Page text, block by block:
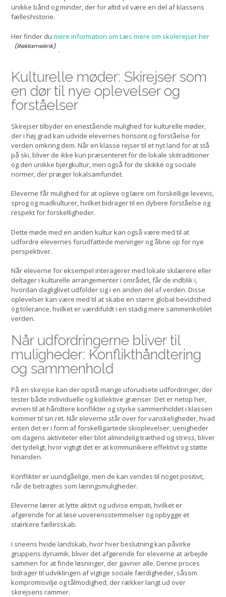
unikke bånd og minder, der for altid vil være en del af klassens
fælleshistorie.
Her finder du mere information om Læs mere om skolerejser her
.
Kulturelle møder: Skirejser som
en dør til nye oplevelser og
forståelser
Skirejser tilbyder en enestående mulighed for kulturelle møder,
der i høj grad kan udvide elevernes horisont og forståelse for
verden omkring dem. Når en klasse rejser til et nyt land for at stå
på ski, bliver de ikke kun præsenteret for de lokale skitraditioner
og den unikke bjergkultur, men også for de skikke og sociale
normer, der præger lokalsamfundet.
Eleverne får mulighed for at opleve og lære om forskellige levevis,
sprog og madkulturer, hvilket bidrager til en dybere forståelse og
respekt for forskelligheder.
Dette møde med en anden kultur kan også være med til at
udfordre elevernes forudfattede meninger og åbne op for nye
perspektiver.
Når eleverne for eksempel interagerer med lokale skilærere eller
deltager i kulturelle arrangementer i området, får de indblik i,
hvordan dagliglivet udfolder sig i en anden del af verden. Disse
oplevelser kan være med til at skabe en større global bevidsthed
og tolerance, hvilket er værdifuldt i en stadig mere sammenkoblet
verden.
Når udfordringerne bliver til
muligheder: Konflikthåndtering
og sammenhold
På en skirejse kan der opstå mange uforudsete udfordringer, der
tester både individuelle og kollektive grænser. Det er netop her,
evnen til at håndtere konflikter og styrke sammenholdet i klassen
kommer til sin ret. Når eleverne står over for vanskeligheder, hvad
enten det er i form af forskelligartede skioplevelser, uenigheder
om dagens aktiviteter eller blot almindelig træthed og stress, bliver
det tydeligt, hvor vigtigt det er at kommunikere effektivt og støtte
hinanden.
Konflikter er uundgåelige, men de kan vendes til noget positivt,
når de betragtes som læringsmuligheder.
Eleverne lærer at lytte aktivt og udvise empati, hvilket er
afgørende for at løse uoverensstemmelser og opbygge et
stærkere fællesskab.
I sneens hvide landskab, hvor hver beslutning kan påvirke
gruppens dynamik, bliver det afgørende for eleverne at arbejde
sammen for at finde løsninger, der gavner alle. Denne proces
bidrager til udviklingen af vigtige sociale færdigheder, såsom
kompromisvilje og tålmodighed, der rækker langt ud over
skirejsens rammer.